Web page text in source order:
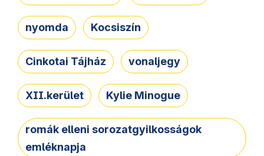
nyomda Kocsiszín
Cinkotai Tájház vonaljegy
XII.kerület Kylie Minogue
romák elleni sorozatgyilkosságok
emléknapja